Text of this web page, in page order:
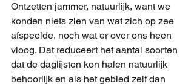
Ontzetten jammer, natuurlijk, want we
konden niets zien van wat zich op zee
afspeelde, noch wat er over ons heen
vloog. Dat reduceert het aantal soorten
dat de daglijsten kon halen natuurlijk
behoorlijk en als het gebied zelf dan